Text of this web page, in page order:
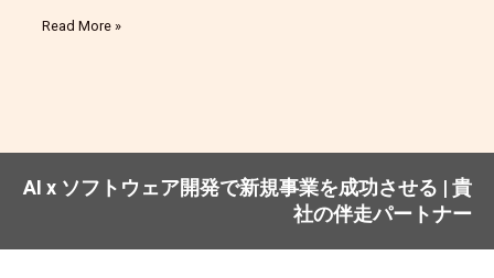
Read More »
AI x ソフトウェア開発で新規事業を成功させる | 貴
社の伴走パートナー